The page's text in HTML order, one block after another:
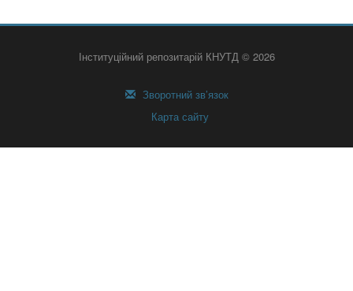
Інституційний репозитарій КНУТД © 2026
Зворотний зв’язок
Карта сайту